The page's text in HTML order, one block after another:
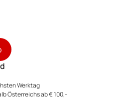
Werktag
Österreichs ab € 100,-